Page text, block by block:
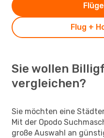
Flug +
Sie wollen
vergleichen?
Sie möchten eine
Mit der Opodo
große Auswahl an